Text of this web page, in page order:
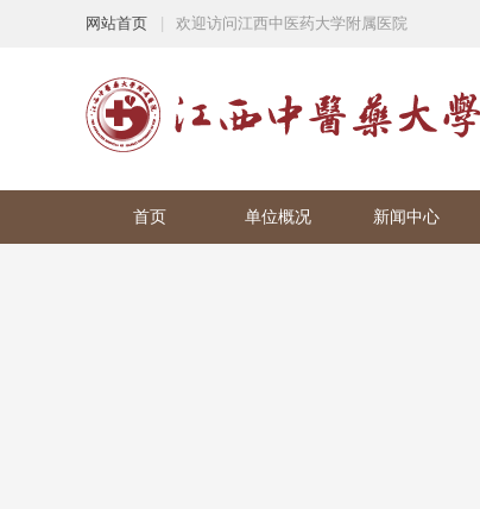
网站首页 欢迎访问江西中医药大学附属医院
首页 单位概况 新闻中心